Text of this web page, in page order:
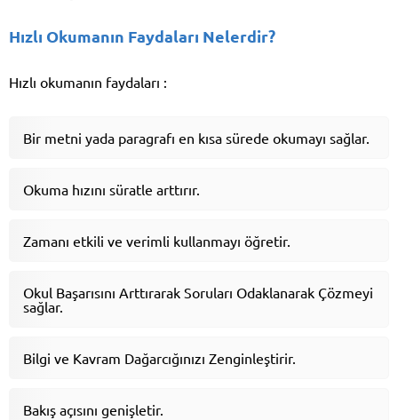
Hızlı Okumanın Faydaları Nelerdir?
Hızlı okumanın faydaları :
Bir metni yada paragrafı en kısa sürede okumayı sağlar.
Okuma hızını süratle arttırır.
Zamanı etkili ve verimli kullanmayı öğretir.
Okul Başarısını Arttırarak Soruları Odaklanarak Çözmeyi
sağlar.
Bilgi ve Kavram Dağarcığınızı Zenginleştirir.
Bakış açısını genişletir.